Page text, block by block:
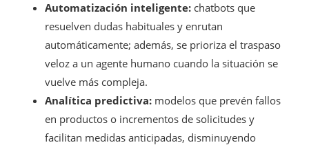
Automatización inteligente: chatbots que
resuelven dudas habituales y enrutan
automáticamente; además, se prioriza el traspaso
veloz a un agente humano cuando la situación se
vuelve más compleja.
Analítica predictiva: modelos que prevén fallos
en productos o incrementos de solicitudes y
facilitan medidas anticipadas, disminuyendo